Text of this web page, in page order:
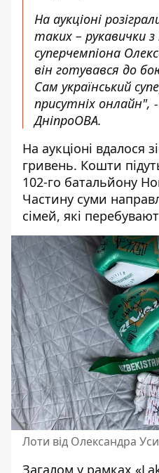
На аукціоні
таких – рукавички з
суперчемпіона
він готувався до
Сам український
присутніх онлайн",
ДніпроОВА.
На аукціоні вдалося
гривень. Кошти
102-го батальйону
Частину суми
сімей, які
Лоти від Олександра